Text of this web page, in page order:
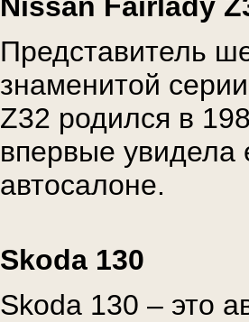
Представитель
знаменитой
Z32 родился в
впервые увидела
автосалоне.
Skoda 130
Skoda 130 – это